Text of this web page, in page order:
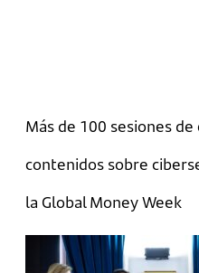
Más de 100 sesiones
contenidos sobre
la Global Money Week